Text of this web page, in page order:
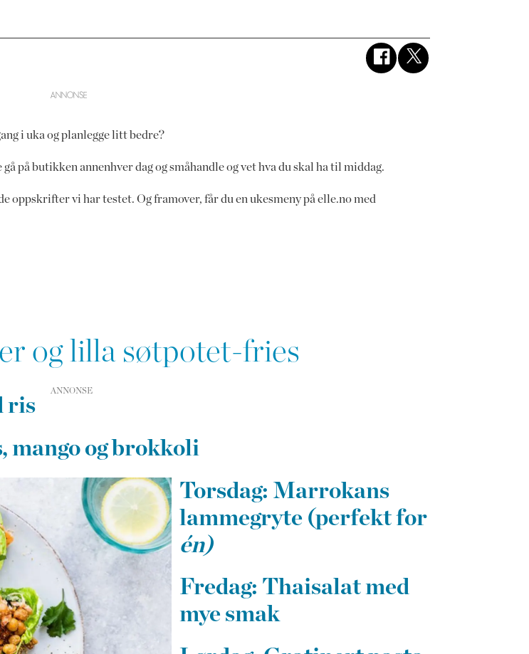
i uka og planlegge litt bedre?
på butikken annenhver dag og småhandle og vet hva du skal ha til middag.
vi har testet. Og framover, får du en ukesmeny på elle.no med
og lilla søtpotet-fries
ris
mango og brokkoli
Torsdag: Marrokans
lammegryte (perfekt for
én)
Fredag: Thaisalat med
mye smak